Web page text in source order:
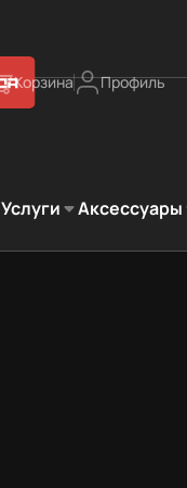
Корзина Профиль
Услуги Аксессуары